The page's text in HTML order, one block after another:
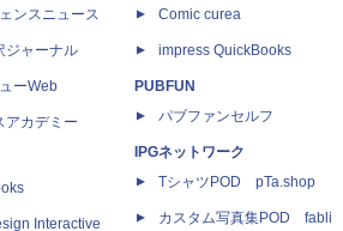
ンスニュース
ジャーナル
ーWeb
アカデミー
Interactive
Comic curea
impress QuickBooks
PUBFUN
パブファンセルフ
IPGネットワーク
TシャツPOD pTa.shop
カスタム写真集POD fabli